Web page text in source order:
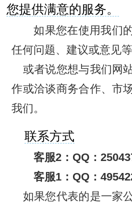
您提供满意的服务。
如果您在使用我们
任何问题、建议或意见
或者说您想与我们网
作或洽谈商务合作、市
我们。
联系方式
客服2：QQ：
客服1：QQ：
如果您代表的是一家